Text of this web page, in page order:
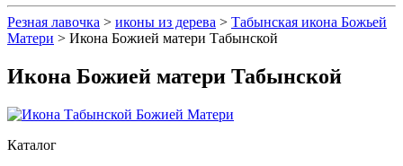
Резная лавочка > иконы из дерева > Табынская икона Божьей
Матери > Икона Божией матери Табынской
Икона Божией матери Табынской
Каталог